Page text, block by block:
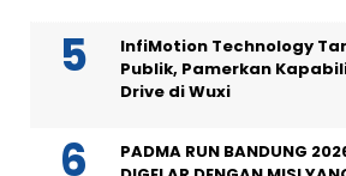
InfiMotion Technology
Publik, Pamerkan
Drive di Wuxi
PADMA RUN BANDUNG